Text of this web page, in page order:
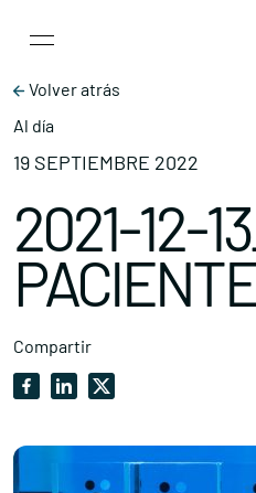
Main
Volver atrás
Al día
19 SEPTIEMBRE 2022
2021-12-
Compartir